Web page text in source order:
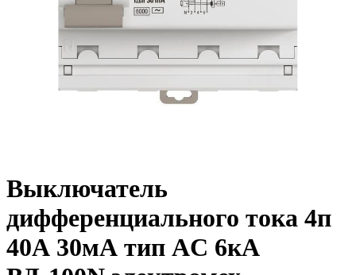
Выключатель
дифференциального тока 4п
40А 30мА тип AC 6кА